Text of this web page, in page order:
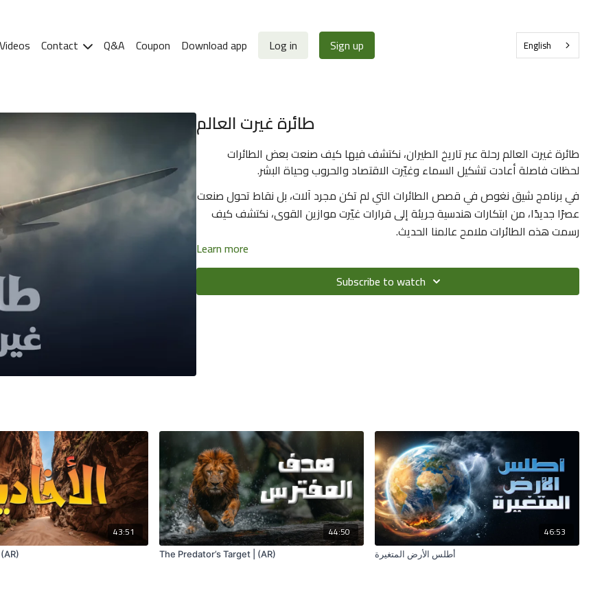
Contact Q&A Coupon Download app Log in Sign up English
طائرة غيرت العالم
طائرة غيرت العالم رحلة عبر تاريخ الطيران، نكتشف فيها كيف صنعت بعض الطائرات
لحظات فاصلة أعادت تشكيل السماء وغيّرت الاقتصاد والحروب وحياة البشر.
في برنامج شيق نغوص في قصص الطائرات التي لم تكن مجرد آلات، بل نقاط تحول صنعت
عصرًا جديدًا، من ابتكارات هندسية جريئة إلى قرارات غيّرت موازين القوى، نكتشف كيف
رسمت هذه الطائرات ملامح عالمنا الحديث.
Learn more
Subscribe to watch
43:51 44:50
The Predator’s Target | (AR)
46:53
أطلس الأرض المتغيرة